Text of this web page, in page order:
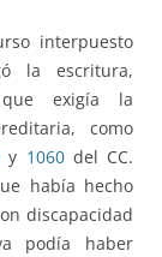
interpuesto
la escritura,
que exigía la
como
y 1060del CC.
había hecho
discapacidad
podía haber